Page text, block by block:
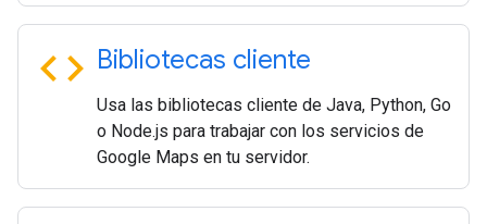
code Bibliotecas cliente
Usa las bibliotecas cliente de Java, Python, Go
o Node.js para trabajar con los servicios de
Google Maps en tu servidor.